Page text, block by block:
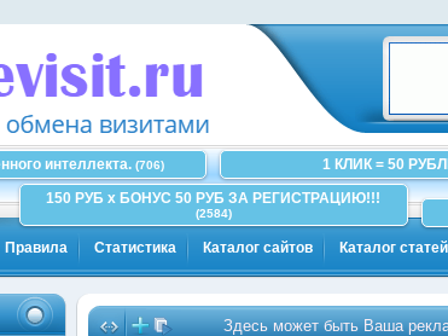
интеллекта.(706) 1 КЛИК = 50
150 РУБ x БОНУС 50 РУБ ЗА РЕГИСТРАЦИЮ!!!
(2584)
Правила Статистика Каталог сайтов Каталог статей
Здесь может быть Ваша рекламная